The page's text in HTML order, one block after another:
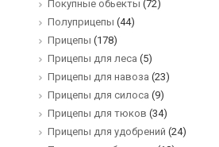
Покупные обьекты (72)
Полуприцепы (44)
Прицепы (178)
Прицепы для леса (5)
Прицепы для навоза (23)
Прицепы для силоса (9)
Прицепы для тюков (34)
Прицепы для удобрений (24)